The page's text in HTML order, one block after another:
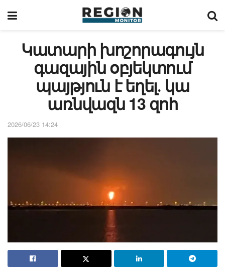
Կատարի խոշորագույն
գազային օբյեկտում
պայթյուն է եղել․ կա
առնվազն 13 զոհ
2026/06/23 14:24